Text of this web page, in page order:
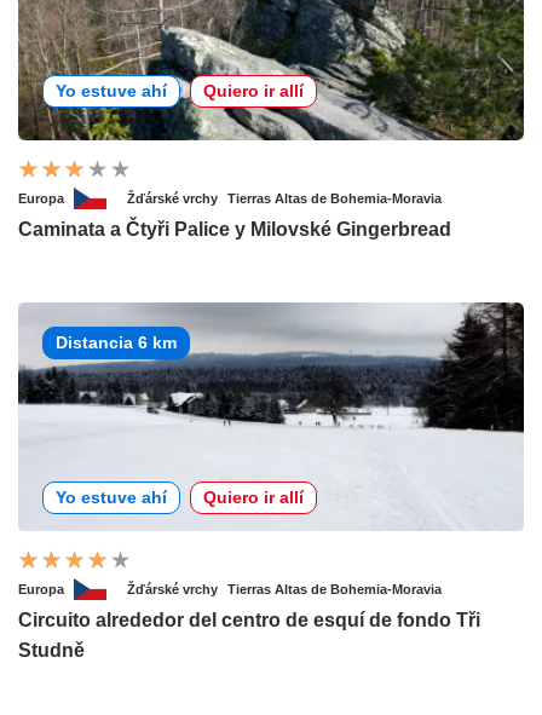
Yo estuve ahí Quiero ir allí
Europa Žďárské vrchy Tierras Altas de Bohemia-Moravia
Caminata a Čtyři Palice y Milovské Gingerbread
Distancia 6 km
Yo estuve ahí Quiero ir allí
Europa Žďárské vrchy Tierras Altas de Bohemia-Moravia
Circuito alrededor del centro de esquí de fondo Tři
Studně